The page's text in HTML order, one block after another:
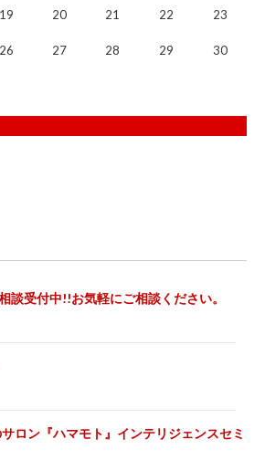
19 20 21 22 23
26 27 28 29 30
談受付中!!お気軽にご相談ください。
ロン『ハマモト』インテリジェンスセミ